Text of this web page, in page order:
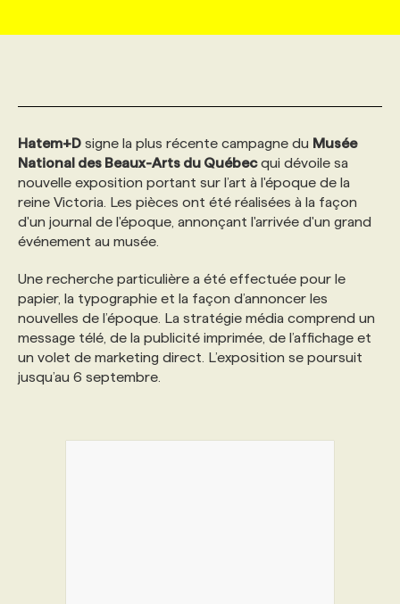
AFFAIRES DE L'INDUSTRIE
INITIATIVES NUMÉRIQUES
PRIX ET DISTINCTIONS
TENDANCES
WEB & MÉDIAS SOCIAUX
MARKETING DURABLE
GEO/SEO
ÉVÉNEMENTIEL
NOS AUTEUR‧RICES
INFOLETTRE PUBLICITÉ
ANNONCEZ AVEC NOUS
CONSULTER LA CVTHÈQUE
PROFIL ENTREPRISE
FAQ
ANNONCEZ AVEC NOUS
VOIR LES OFFRES
PROFIL CANDIDAT
FAQ
ANNONCEZ AVEC NOUS
NOS FORMATIONS EN LIGNE
NOS PARCOURS DE FORMATIONS
FORMATIONS PERSONNALISÉES
NOS FORMATEUR‧RICES
POURQUOI CHOISIR NOS FORMATIONS
NOS TARIFS
PROGRAMMES DE SUBVENTIONS
CHASSE DE TÊTE
SERVICE DE CHASSE DE TÊTE
NOS TARIFS
NOS EXPERTISES
ANNONCEZ AVEC NOUS
Hatem+D signe la plus récente campagne du Musée
National des Beaux-Arts du Québecqui dévoile sa
nouvelle exposition portant sur l’art à l'époque de la
reine Victoria. Les pièces ont été réalisées à la façon
d'un journal de l'époque, annonçant l'arrivée d'un grand
événement au musée.
Une recherche particulière a été effectuée pour le
papier, la typographie et la façon d’annoncer les
nouvelles de l’époque. La stratégie média comprend un
message télé, de la publicité imprimée, de l’affichage et
un volet de marketing direct. L’exposition se poursuit
jusqu’au 6 septembre.